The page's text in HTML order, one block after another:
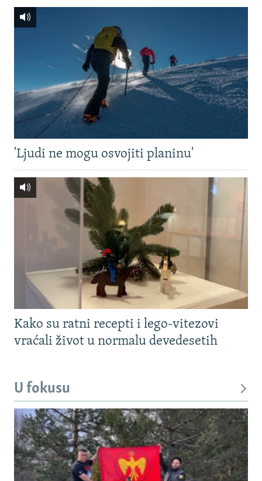
'Ljudi ne mogu osvojiti planinu'
Kako su ratni recepti i lego-vitezovi
vraćali život u normalu devedesetih
U fokusu